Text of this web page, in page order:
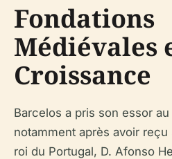
Fondations
Médiévales
Croissance
Barcelos a pris son essor
notamment après avoir
roi du Portugal, D. Afonso